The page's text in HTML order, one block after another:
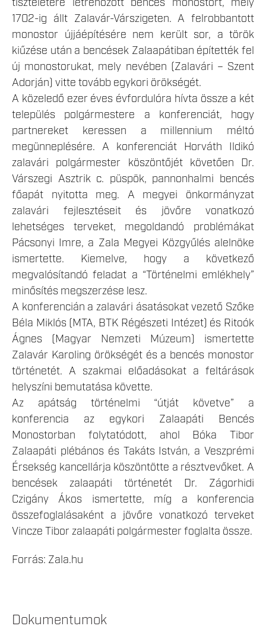
1702-ig állt Zalavár-Várszigeten. A felrobbantott
monostor újjáépítésére nem került sor, a török
kiűzése után a bencések Zalaapátiban építették fel
új monostorukat, mely nevében (Zalavári – Szent
Adorján) vitte tovább egykori örökségét.
A közeledő ezer éves évfordulóra hívta össze a két
település polgármestere a konferenciát, hogy
partnereket keressen a millennium méltó
megünneplésére. A konferenciát Horváth Ildikó
zalavári polgármester köszöntőjét követően Dr.
Várszegi Asztrik c. püspök, pannonhalmi bencés
főapát nyitotta meg. A megyei önkormányzat
zalavári fejlesztéseit és jövőre vonatkozó
lehetséges terveket, megoldandó problémákat
Pácsonyi Imre, a Zala Megyei Közgyűlés alelnöke
ismertette. Kiemelve, hogy a következő
megvalósítandó feladat a “Történelmi emlékhely”
minősítés megszerzése lesz.
A konferencián a zalavári ásatásokat vezető Szőke
Béla Miklós (MTA, BTK Régészeti Intézet) és Ritoók
Ágnes (Magyar Nemzeti Múzeum) ismertette
Zalavár Karoling örökségét és a bencés monostor
történetét. A szakmai előadásokat a feltárások
helyszíni bemutatása követte.
Az apátság történelmi “útját követve” a
konferencia az egykori Zalaapáti Bencés
Monostorban folytatódott, ahol Bóka Tibor
Zalaapáti plébános és Takáts István, a Veszprémi
Érsekség kancellárja köszöntötte a résztvevőket. A
bencések zalaapáti történetét Dr. Zágorhidi
Czigány Ákos ismertette, míg a konferencia
összefoglalásaként a jövőre vonatkozó terveket
Vincze Tibor zalaapáti polgármester foglalta össze.
Forrás: Zala.hu
Dokumentumok